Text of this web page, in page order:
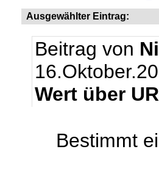
Ausgewählter Eintrag:
Beitrag von
Wert über
Bestimmt